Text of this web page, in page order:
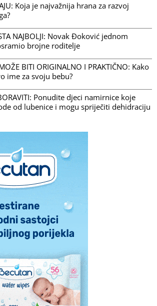
Koja je najvažnija hrana za razvoj
NAJBOLJI: Novak Đoković jednom
brojne roditelje
BITI ORIGINALNO I PRAKTIČNO: Kako
ime za svoju bebu?
Ponudite djeci namirnice koje
od lubenice i mogu spriječiti dehidraciju